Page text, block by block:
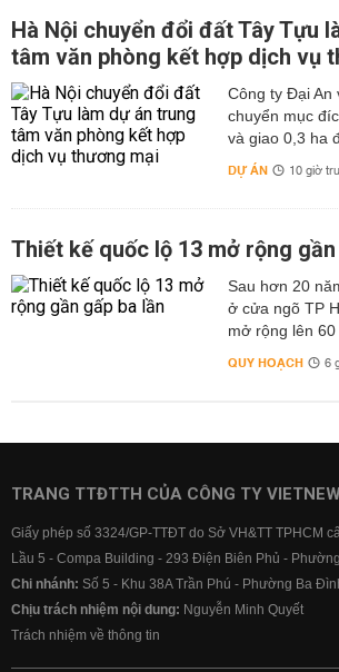
Hà Nội chuyển đổi đất Tây Tựu
tâm văn phòng kết hợp dịch vụ
Công ty Đại An
chuyển mục
và giao 0,3 ha
DỰ ÁN 10 giờ
Thiết kế quốc lộ 13 mở rộng
Sau hơn 20
ở cửa ngõ TP
mở rộng lên 60
QUY HOẠCH 6
TRANG TTĐTTH CỦA CÔNG TY
Giấy phép số 3324/GP-TTĐT do Sở VH&TT TPHCM
Lầu 5 - Compa Building - 293 Điện Biên Phủ -
Chi nhánh: Số 5 - Khu 38A Trần Phú - Phường Ba
Chịu trách nhiệm nội dung: Nguyễn Minh Quyết
Trách nhiệm về thông tin